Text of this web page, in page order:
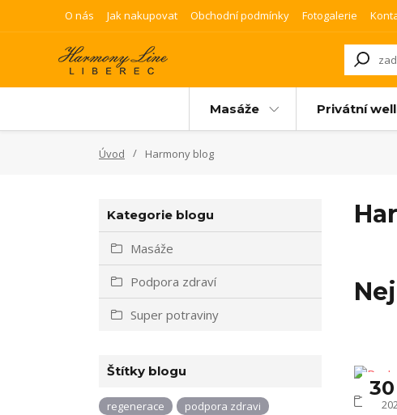
O nás Jak nakupovat Obchodní podmínky Fotogalerie
Masáže Privátní
Úvod Harmony blog
Kategorie blogu
Masáže
Podpora zdraví
Super potraviny
Štítky blogu
regenerace
podpora zdravi
30